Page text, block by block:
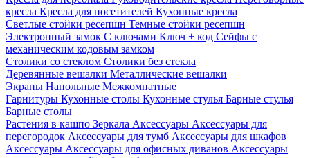
кресла Кресла для посетителей Кухонные кресла
Светлые стойки ресепшн Темные стойки ресепшн
Электронный замок С ключами Ключ + код Сейфы с
механическим кодовым замком
Столики со стеклом Столики без стекла
Деревянные вешалки Металлические вешалки
Экраны Напольные Межкомнатные
Гарнитуры Кухонные столы Кухонные стулья Барные стулья
Барные столы
Растения в кашпо Зеркала Аксессуары Аксессуары для
перегородок Аксессуары для тумб Аксессуары для шкафов
Аксессуары Аксессуары для офисных диванов Аксессуары